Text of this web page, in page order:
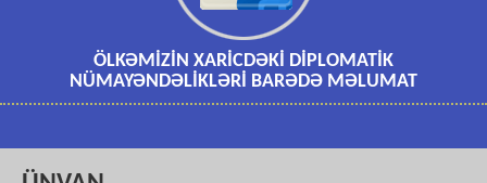
ÖLKƏMİZİN XARİCDƏKİ DİPLOMATİK
NÜMAYƏNDƏLİKLƏRİ BARƏDƏ MƏLUMAT